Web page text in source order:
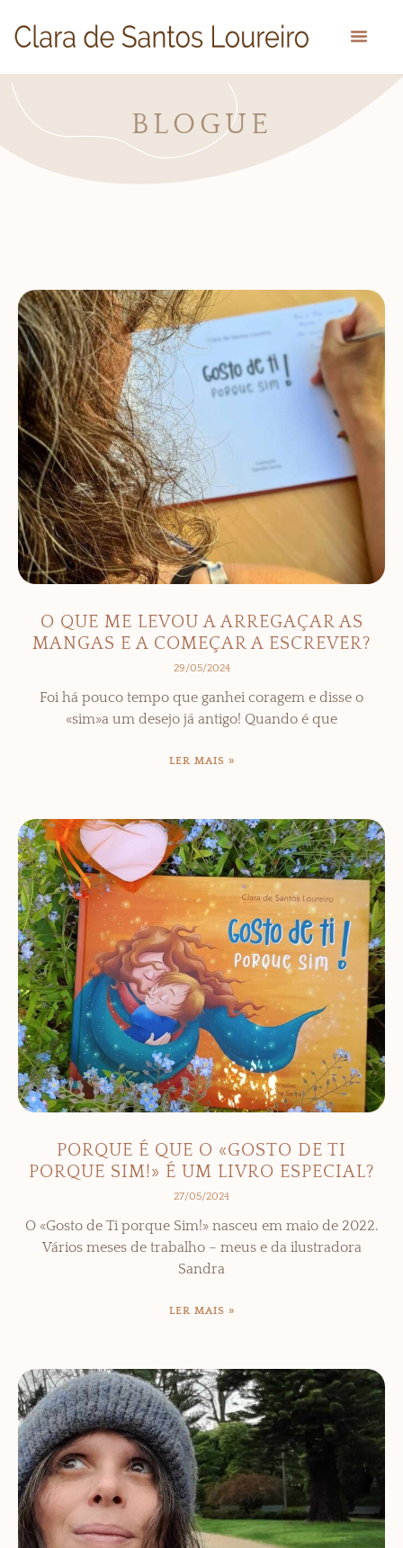
BLOGUE
O QUE ME LEVOU A ARREGAÇAR AS
MANGAS E A COMEÇAR A ESCREVER?
29/05/2024
Foi há pouco tempo que ganhei coragem e disse o
«sim»a um desejo já antigo! Quando é que
LER MAIS »
PORQUE É QUE O «GOSTO DE TI
PORQUE SIM!» É UM LIVRO ESPECIAL?
27/05/2024
O «Gosto de Ti porque Sim!» nasceu em maio de 2022.
Vários meses de trabalho – meus e da ilustradora
Sandra
LER MAIS »